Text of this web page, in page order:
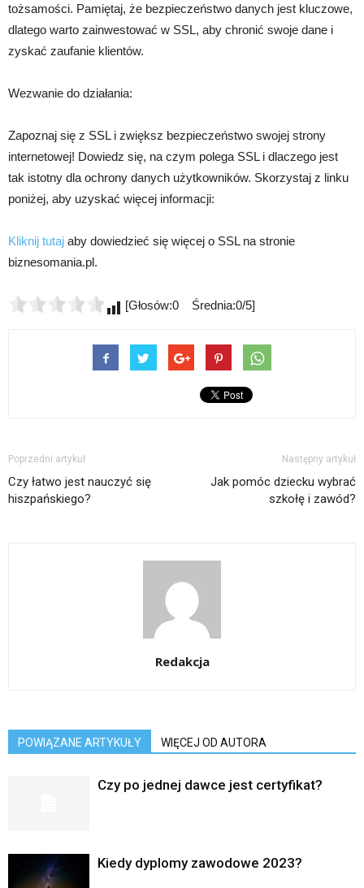
tożsamości. Pamiętaj, że bezpieczeństwo danych jest kluczowe,
dlatego warto zainwestować w SSL, aby chronić swoje dane i
zyskać zaufanie klientów.
Wezwanie do działania:
Zapoznaj się z SSL i zwiększ bezpieczeństwo swojej strony
internetowej! Dowiedz się, na czym polega SSL i dlaczego jest
tak istotny dla ochrony danych użytkowników. Skorzystaj z linku
poniżej, aby uzyskać więcej informacji:
Kliknij tutaj aby dowiedzieć się więcej o SSL na stronie
biznesomania.pl.
[Głosów:0 Średnia:0/5]
Poprzedni artykuł
Czy łatwo jest nauczyć się
hiszpańskiego?
Następny artykuł
Jak pomóc dziecku wybrać
szkołę i zawód?
Redakcja
POWIĄZANE ARTYKUŁY WIĘCEJ OD AUTORA
Czy po jednej dawce jest certyfikat?
Kiedy dyplomy zawodowe 2023?